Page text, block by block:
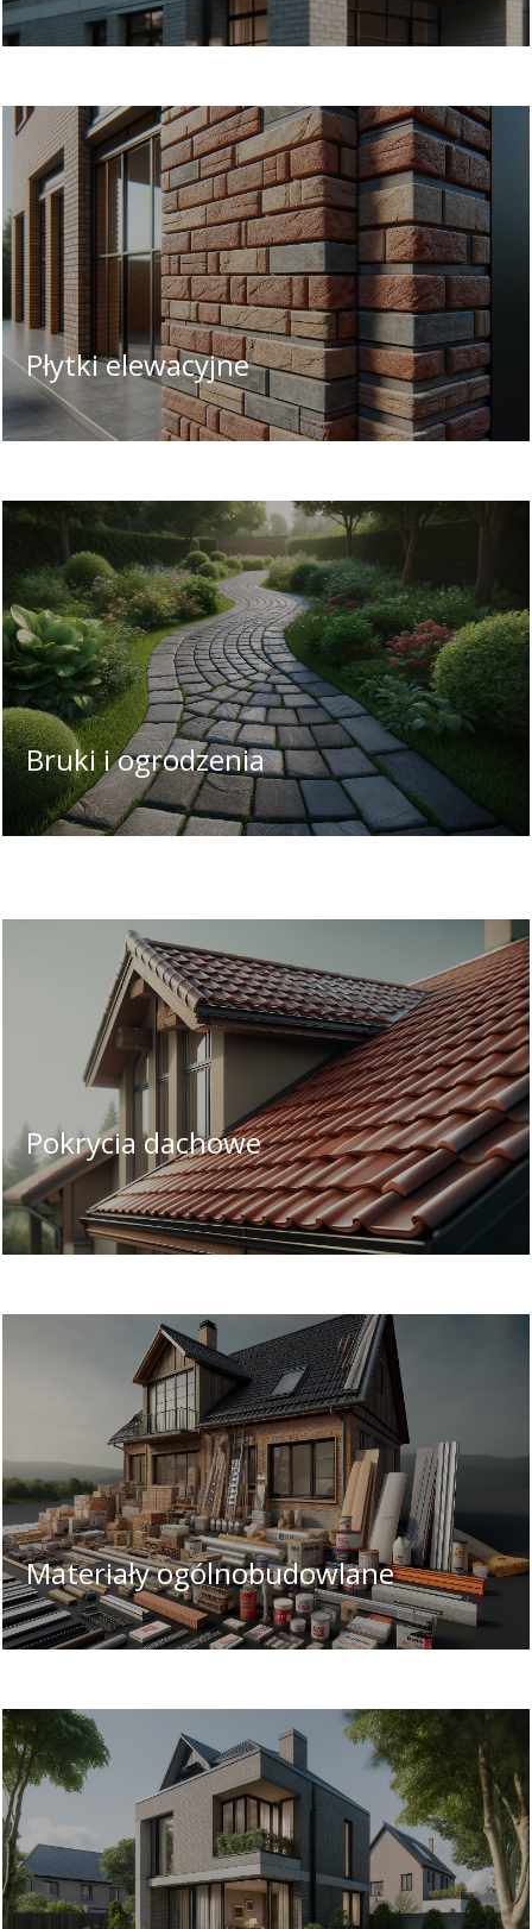
Płytki elewacyjne
Bruki i ogrodzenia
Pokrycia dachowe
Wybór odpowiedniego materiału i koloru
może znacząco wpłynąć na estetykę całej
konstrukcji
Materiały ogólnobudowlane